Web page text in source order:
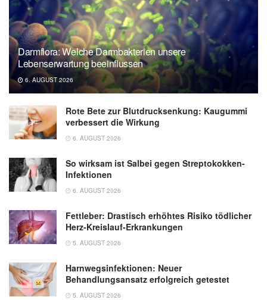
Darmflora: Welche Darmbakterien unsere
Lebenserwartung beeinflussen
6. AUGUST 2026
Rote Bete zur Blutdrucksenkung: Kaugummi
verbessert die Wirkung
6. AUGUST 2026
So wirksam ist Salbei gegen Streptokokken-
Infektionen
6. AUGUST 2026
Fettleber: Drastisch erhöhtes Risiko tödlicher
Herz-Kreislauf-Erkrankungen
5. AUGUST 2026
Harnwegsinfektionen: Neuer
Behandlungsansatz erfolgreich getestet
5. AUGUST 2026